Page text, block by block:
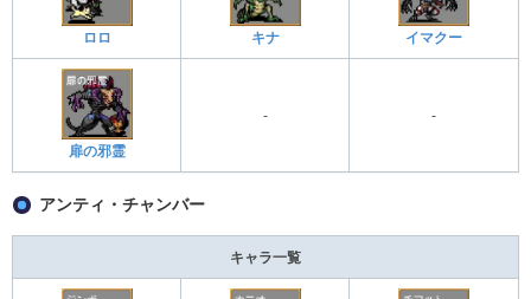
ロロ キナ イマクー
扉の邪霊
- -
アンティ・チャンバー
キャラ一覧